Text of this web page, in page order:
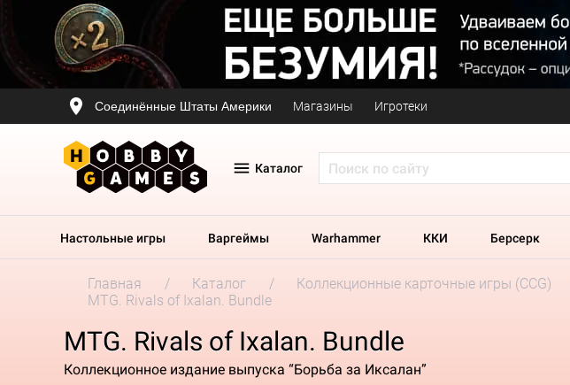
Соединённые Штаты Америки Магазины Игротеки
Каталог
Настольные игры Варгеймы Warhammer ККИ Берсерк
Главная Каталог Коллекционные карточные игры (CCG)
MTG. Rivals of Ixalan. Bundle
MTG. Rivals of Ixalan. Bundle
Коллекционное издание выпуска “Борьба за Иксалан”